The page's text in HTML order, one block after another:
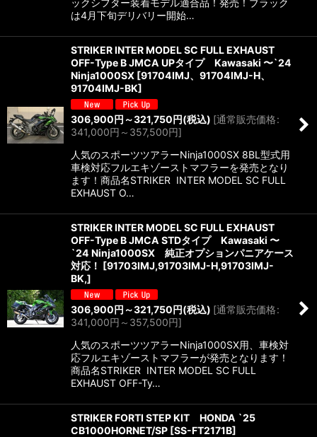
ックシフター装着モデル適合品！発売！ブラック
は4月下旬デリバリー開始…
STRIKER INTER MODEL SC FULL EXHAUST
OFF-Type B JMCA UPタイプ Kawasaki 〜`24
Ninja1000SX [91704IMJ、91704IMJ-H、
91704IMJ-BK]
306,900円 ～321,750円(税込) [通常販売価格:
341,000円 ～357,500円]
人気のスポーツツアラーNinja1000SX 8BL型式用
車検対応フルエキゾーストマフラーを発売となり
ます！商品名STRIKER INTER MODEL SC FULL
EXHAUST O…
STRIKER INTER MODEL SC FULL EXHAUST
OFF-Type B JMCA STDタイプ Kawasaki 〜
`24 Ninja1000SX 純正オプションパニアケース
対応！ [91703IMJ,91703IMJ-H,91703IMJ-
BK,]
306,900円 ～321,750円(税込) [通常販売価格:
341,000円 ～357,500円]
人気のスポーツツアラーNinja1000SX用、車検対
応フルエキゾーストマフラーが発売となります！
商品名STRIKER INTER MODEL SC FULL
EXHAUST OFF-Ty…
STRIKER FORTI STEP KIT HONDA `25
CB1000HORNET/SP [SS-FT2171B]